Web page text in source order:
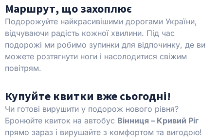
Маршрут, що захоплює
Подорожуйте найкрасивішими дорогами України,
відчуваючи радість кожної хвилини. Під час
подорожі ми робимо зупинки для відпочинку, де ви
можете розтягнути ноги і насолодитися свіжим
повітрям.
Купуйте квитки вже сьогодні!
Чи готові вирушити у подорож нового рівня?
Бронюйте квиток на автобус Вінниця – Кривий Ріг
прямо зараз і вирушайте з комфортом та вигодою!